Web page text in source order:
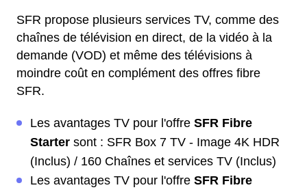
SFR propose plusieurs services TV, comme des
chaînes de télévision en direct, de la vidéo à la
demande (VOD) et même des télévisions à
moindre coût en complément des offres fibre
SFR.
Les avantages TV pour l'offre SFR Fibre
Starter sont : SFR Box 7 TV - Image 4K HDR
(Inclus) / 160 Chaînes et services TV (Inclus)
Les avantages TV pour l'offre SFR Fibre